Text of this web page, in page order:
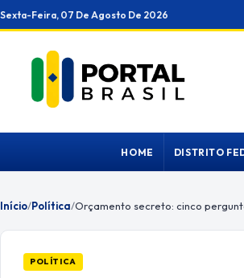
Ir
para
conteúdo
Sexta-Feira, 07 De Agosto De 2026
HOME DISTRITO
Início/Política/
POLÍTICA